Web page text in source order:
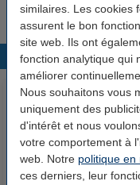
similaires. Les cookies
assurent le bon
site web. Ils ont
fonction analytique qui
améliorer
Nous souhaitons vous
uniquement des
d'intérêt et nous
votre comportement à
web. Notre politique en
ces derniers, leur